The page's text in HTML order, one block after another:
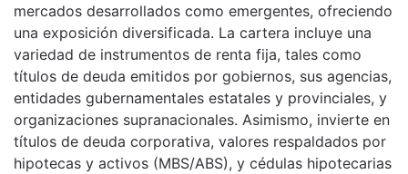
mercados desarrollados como emergentes, ofreciendo
una exposición diversificada. La cartera incluye una
variedad de instrumentos de renta fija, tales como
títulos de deuda emitidos por gobiernos, sus agencias,
entidades gubernamentales estatales y provinciales, y
organizaciones supranacionales. Asimismo, invierte en
títulos de deuda corporativa, valores respaldados por
hipotecas y activos (MBS/ABS), y cédulas hipotecarias